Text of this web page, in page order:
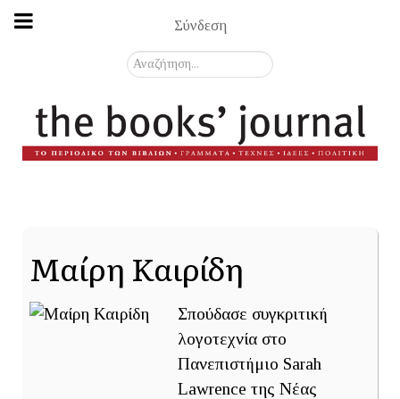
Σύνδεση
Αναζήτηση...
Μαίρη Καιρίδη
Σπούδασε συγκριτική
λογοτεχνία στο
Πανεπιστήμιο Sarah
Lawrence της Νέας